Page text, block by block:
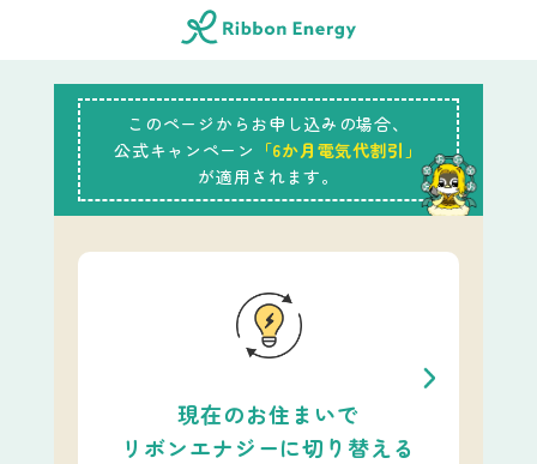
このページからお申し込みの場合、
公式キャンペーン 「6か月電気代割引」
が適用されます。
現在のお住まいで
リボンエナジーに切り替える